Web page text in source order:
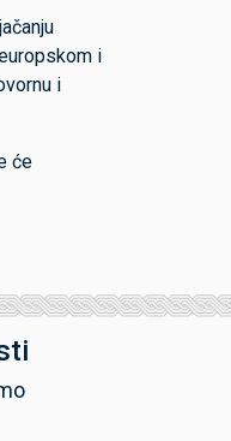
i
i
će